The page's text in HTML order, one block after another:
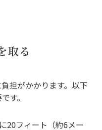
取る
担がかかります。以下
す。
20フィート（約6メー